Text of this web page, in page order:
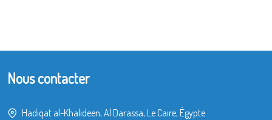
Nous contacter
Hadiqat al-Khalideen, Al Darassa, Le Caire, Égypte